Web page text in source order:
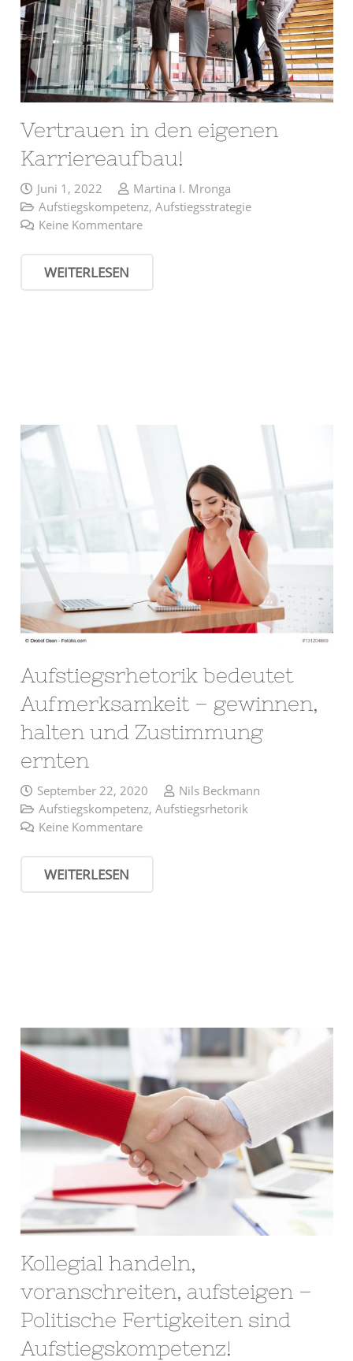
Vertrauen in den eigenen
Karriereaufbau!
Juni 1, 2022
Martina I. Mronga
Aufstiegskompetenz, Aufstiegsstrategie
Keine Kommentare
WEITERLESEN
Aufstiegsrhetorik bedeutet
Aufmerksamkeit – gewinnen,
halten und Zustimmung
ernten
September 22, 2020
Nils Beckmann
Aufstiegskompetenz, Aufstiegsrhetorik
Keine Kommentare
WEITERLESEN
Kollegial handeln,
voranschreiten, aufsteigen –
Politische Fertigkeiten sind
Aufstiegskompetenz!